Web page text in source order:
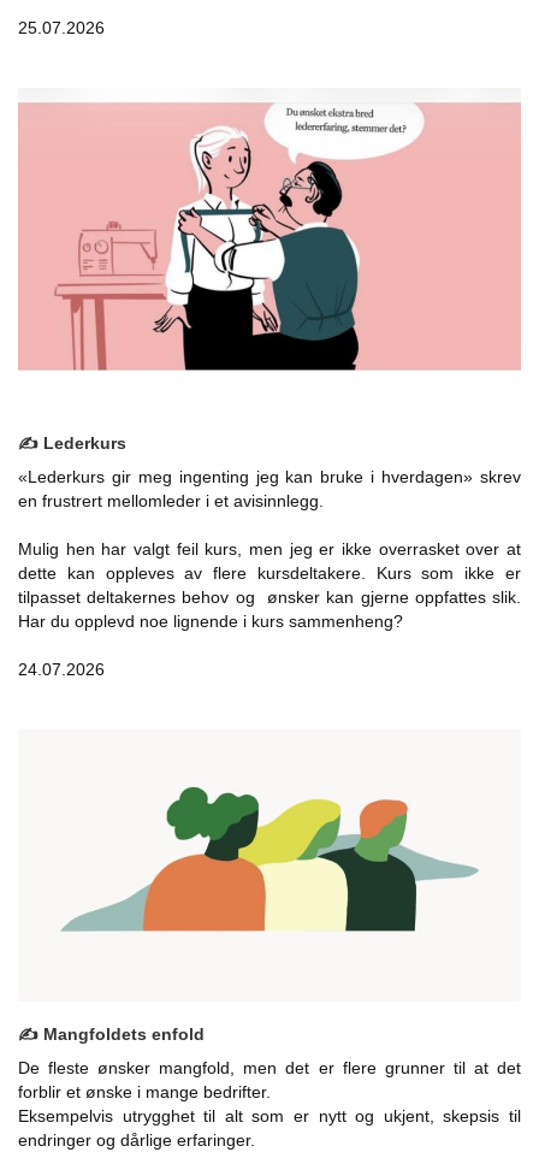
25.07.2026
✍️ Lederkurs
«Lederkurs gir meg ingenting jeg kan bruke i hverdagen» skrev
en frustrert mellomleder i et avisinnlegg.
Mulig hen har valgt feil kurs, men jeg er ikke overrasket over at
dette kan oppleves av flere kursdeltakere. Kurs som ikke er
tilpasset deltakernes behov og ønsker kan gjerne oppfattes slik.
Har du opplevd noe lignende i kurs sammenheng?
24.07.2026
✍️ Mangfoldets enfold
De fleste ønsker mangfold, men det er flere grunner til at det
forblir et ønske i mange bedrifter.
Eksempelvis utrygghet til alt som er nytt og ukjent, skepsis til
endringer og dårlige erfaringer.